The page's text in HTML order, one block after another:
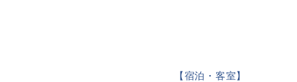
【宿泊・客室】